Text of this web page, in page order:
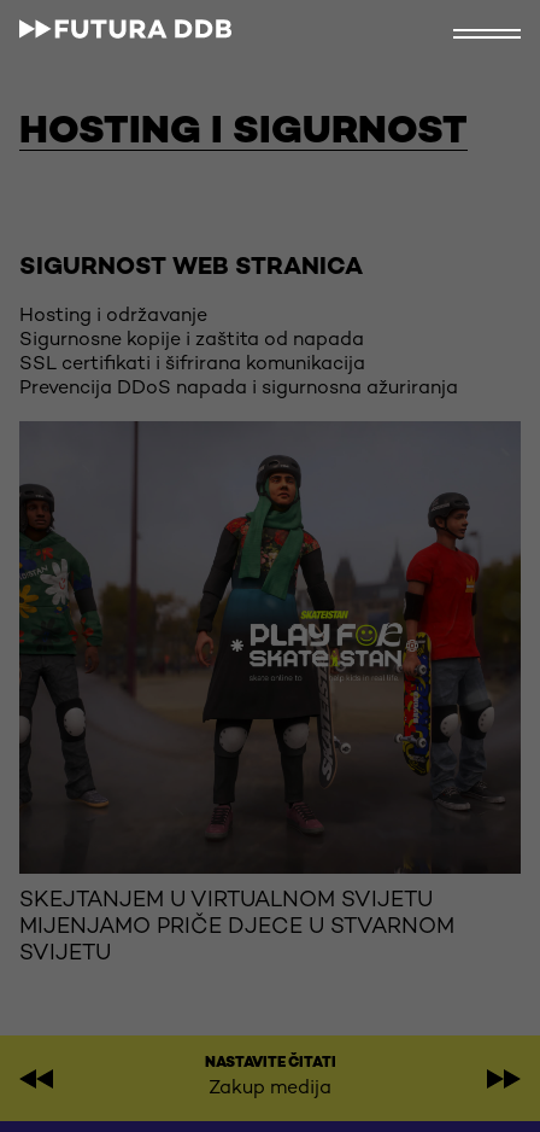
HOSTING I SIGURNOST
SIGURNOST WEB STRANICA
Hosting i održavanje
Sigurnosne kopije i zaštita od napada
SSL certifikati i šifrirana komunikacija
Prevencija DDoS napada i sigurnosna ažuriranja
SKEJTANJEM U VIRTUALNOM SVIJETU
MIJENJAMO PRIČE DJECE U STVARNOM
SVIJETU
NASTAVITE ČITATI
Zakup medija